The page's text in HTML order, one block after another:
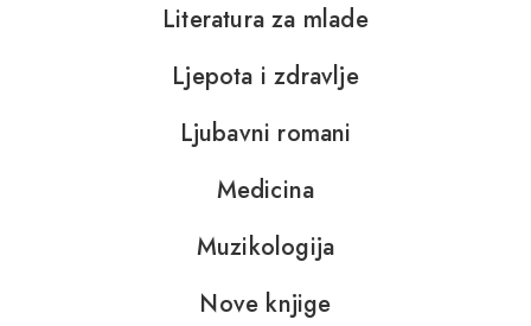
Literatura za mlade
Ljepota i zdravlje
Ljubavni romani
Medicina
Muzikologija
Nove knjige